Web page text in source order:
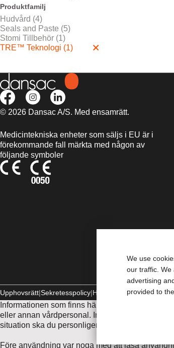
We use
our traffic. We
advertising
provided to
Produktfamilj
Hudvård (4)
Seals and Paste (5)
Stomi Tillbehör (1)
TRE™ Teknologi (1)
© 2026 Dansac A/S. Med ensamrätt.
Medicintekniska enheter som säljs i EU är i
förekommande fall märkta med någon av
följande symboler
Upphovsrätt Sekretesspolicy Hantera Cookies
Informationen som finns här är inte avsedd
eller annan vårdpersonal. Informationen här
situation ska du personligen omedelbart söka
Före användning var noga med att läsa